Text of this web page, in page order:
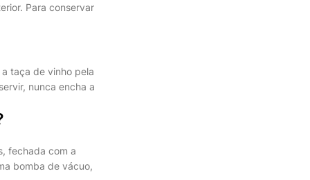
Para conservar
taça de vinho pela
nunca encha a
fechada com a
bomba de vácuo,